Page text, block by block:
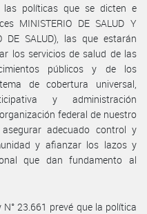
las políticas que se dicten e
MINISTERIO DE SALUD Y
DE SALUD), las que estarán
los servicios de salud de las
públicos y de los
de cobertura universal,
y administración
federal de nuestro
adecuado control y
y afianzar los lazos y
que dan fundamento al
23.661 prevé que la política